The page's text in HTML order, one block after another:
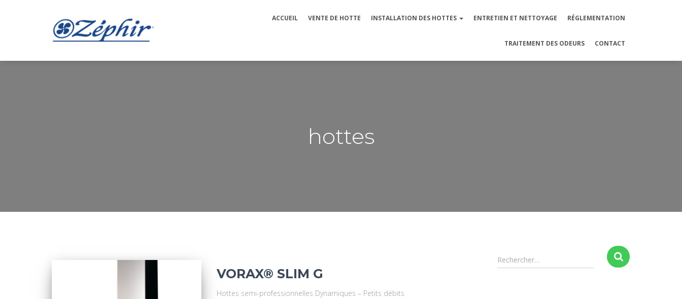
ACCUEIL VENTE DE HOTTE INSTALLATION DES HOTTES ENTRETIEN ET NETTOYAGE RÉGLEMENTATION
TRAITEMENT DES ODEURS CONTACT
hottes
VORAX® SLIM G
Hottes semi-professionnelles Dynamiques – Petits débits
Rechercher…